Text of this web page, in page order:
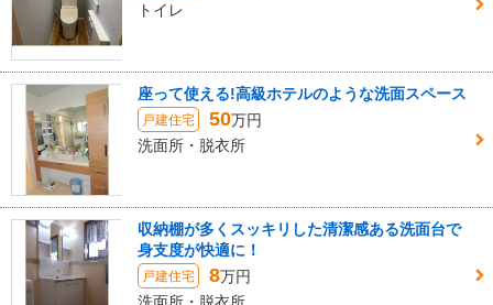
トイレ
座って使える!高級ホテルのような洗面スペース
戸建住宅 50万円
洗面所・脱衣所
収納棚が多くスッキリした清潔感ある洗面台で
身支度が快適に！
戸建住宅 8万円